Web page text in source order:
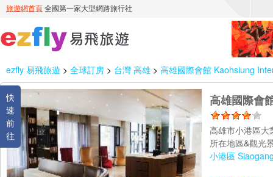
ezfly 易飛旅遊 > 全球訂房 > 台灣 高雄 > 高雄國際會館 Kaohsiung
快
速
前
往
高雄國際會
高雄市小港區
所在地區&觀光
小港區